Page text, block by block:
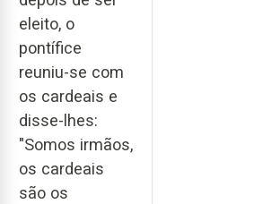
eleito, o
pontífice
reuniu-se com
os cardeais e
disse-lhes:
"Somos irmãos,
os cardeais
são os